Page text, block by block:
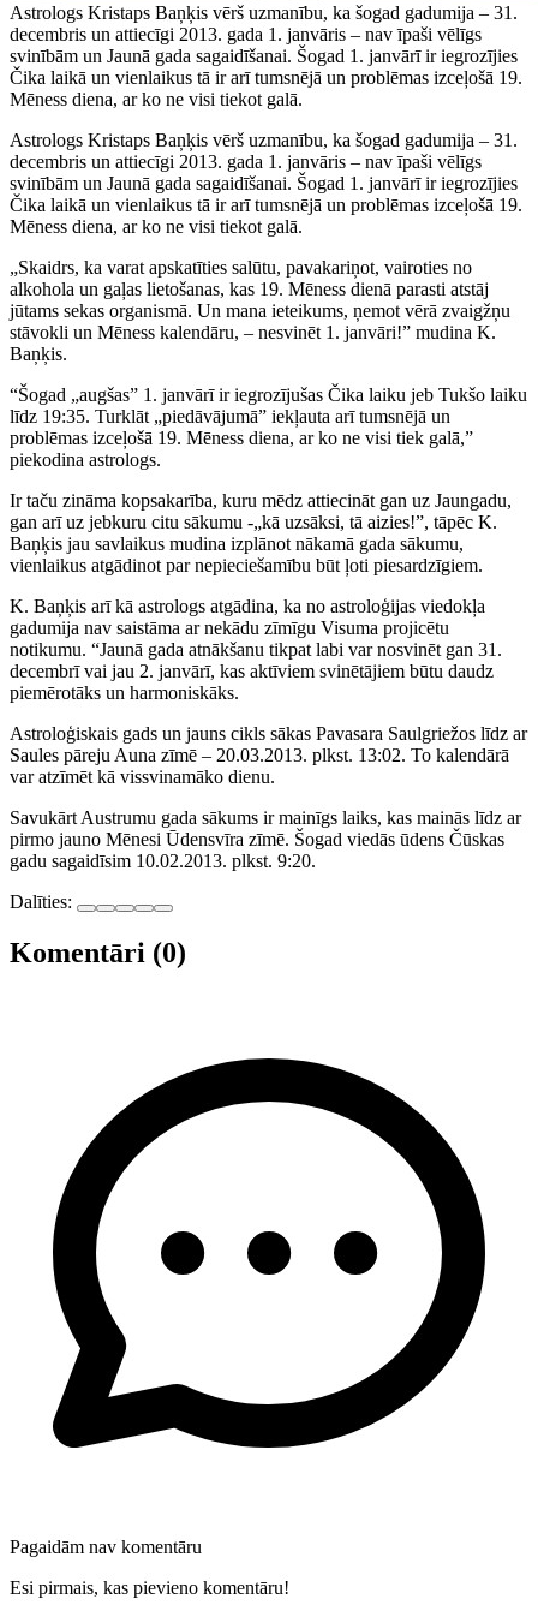
Astrologs Kristaps Baņķis vērš uzmanību, ka šogad gadumija – 31.
decembris un attiecīgi 2013. gada 1. janvāris – nav īpaši vēlīgs
svinībām un Jaunā gada sagaidīšanai. Šogad 1. janvārī ir iegrozījies
Čika laikā un vienlaikus tā ir arī tumsnējā un problēmas izceļošā 19.
Mēness diena, ar ko ne visi tiekot galā.
Astrologs Kristaps Baņķis vērš uzmanību, ka šogad gadumija – 31.
decembris un attiecīgi 2013. gada 1. janvāris – nav īpaši vēlīgs
svinībām un Jaunā gada sagaidīšanai. Šogad 1. janvārī ir iegrozījies
Čika laikā un vienlaikus tā ir arī tumsnējā un problēmas izceļošā 19.
Mēness diena, ar ko ne visi tiekot galā.
„Skaidrs, ka varat apskatīties salūtu, pavakariņot, vairoties no
alkohola un gaļas lietošanas, kas 19. Mēness dienā parasti atstāj
jūtams sekas organismā. Un mana ieteikums, ņemot vērā zvaigžņu
stāvokli un Mēness kalendāru, – nesvinēt 1. janvāri!” mudina K.
Baņķis.
“Šogad „augšas” 1. janvārī ir iegrozījušas Čika laiku jeb Tukšo laiku
līdz 19:35. Turklāt „piedāvājumā” iekļauta arī tumsnējā un
problēmas izceļošā 19. Mēness diena, ar ko ne visi tiek galā,”
piekodina astrologs.
Ir taču zināma kopsakarība, kuru mēdz attiecināt gan uz Jaungadu,
gan arī uz jebkuru citu sākumu -„kā uzsāksi, tā aizies!”, tāpēc K.
Baņķis jau savlaikus mudina izplānot nākamā gada sākumu,
vienlaikus atgādinot par nepieciešamību būt ļoti piesardzīgiem.
K. Baņķis arī kā astrologs atgādina, ka no astroloģijas viedokļa
gadumija nav saistāma ar nekādu zīmīgu Visuma projicētu
notikumu. “Jaunā gada atnākšanu tikpat labi var nosvinēt gan 31.
decembrī vai jau 2. janvārī, kas aktīviem svinētājiem būtu daudz
piemērotāks un harmoniskāks.
Astroloģiskais gads un jauns cikls sākas Pavasara Saulgriežos līdz ar
Saules pāreju Auna zīmē – 20.03.2013. plkst. 13:02. To kalendārā
var atzīmēt kā vissvinamāko dienu.
Savukārt Austrumu gada sākums ir mainīgs laiks, kas mainās līdz ar
pirmo jauno Mēnesi Ūdensvīra zīmē. Šogad viedās ūdens Čūskas
gadu sagaidīsim 10.02.2013. plkst. 9:20.
Dalīties:
Komentāri (0)
Pagaidām nav komentāru
Esi pirmais, kas pievieno komentāru!